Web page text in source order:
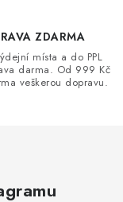
ZDARMA
místa a do PPL
darma. Od 999 Kč
veškerou dopravu.